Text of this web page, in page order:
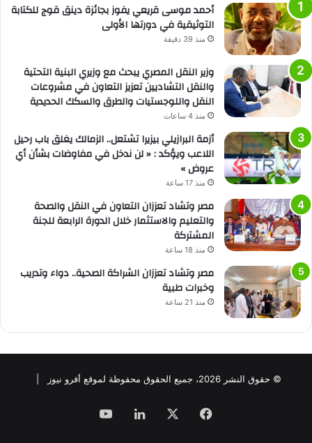
أحمد موسى قريعي يفوز بجائزة دينق قوج للكتابة
التوثيقية في دورتها الأولى
منذ 39 دقيقة
وزير النقل المصري يبحث مع وزيري البنية التحتية
والنقل التشاديين تعزيز التعاون في مشروعات
النقل واللوجستيات والطرق والسكك الحديدية
منذ 4 ساعات
أزمة البرازيلي بيزيرا تشتعل.. الزمالك يغلق باب رحيل
اللاعب ويؤكد : « لن ندخل في مفاوضات بشأن أي
عروض »
منذ 17 ساعة
مصر وتشاد تعززان التعاون في النقل والصحة
والتعليم والاستثمار خلال الدورة الرابعة للجنة
المشتركة
منذ 18 ساعة
مصر وتشاد تعززان الشراكة الصحية.. دواء وتدريب
وخبرات طبية
منذ 21 ساعة
© حقوق النشر 2026، جميع الحقوق محفوظة لموقع أفرو نيوز |
فيسبوك لينكدإن